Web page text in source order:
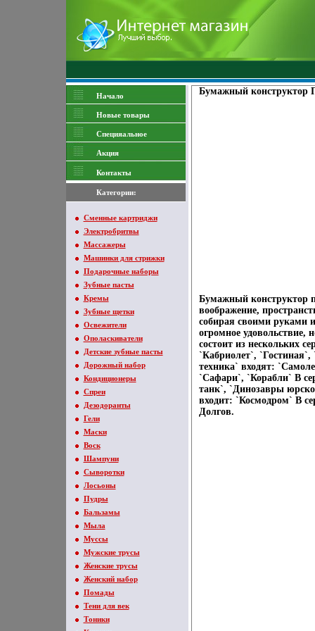
Начало
Новые товары
Специяальное
Акция
Контакты
Категории:
Сменные картриджи
Электробритвы
Массажеры
Машинки для стрижки
Подарочные наборы
Зубные пасты
Кремы
Зубные щетки
Освежители
Ополаскиватели
Детские зубные пасты
Дорожный набор
Кондиционеры
Спреи
Дезодоранты
Гели
Маски
Воск
Шампуни
Сыворотки
Лосьоны
Пудры
Бальзамы
Мыла
Муссы
Мужские трусы
Женские трусы
Женский набор
Помады
Тени для век
Тоники
Бумажный конструктор
Бумажный конструктор
воображение,
собирая своими руками
огромное удовольствие,
состоит из нескольких
`Кабриолет`,
техника` входят:
`Сафари`, `Корабли` В
танк`, `Динозавры
входит: `Космодром` В
Долгов.